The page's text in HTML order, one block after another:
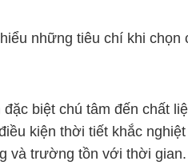
những tiêu chí khi chọn
biệt chú tâm đến chất
kiện thời tiết khắc
và trường tồn với thời gian.